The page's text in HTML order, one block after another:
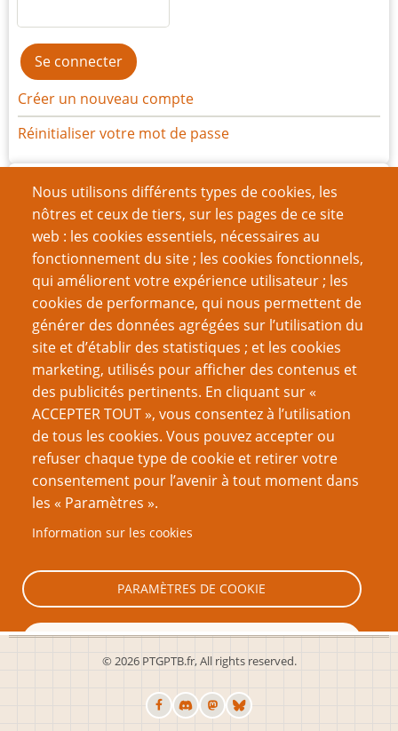
Nous utilisons différents types de cookies, les
nôtres et ceux de tiers, sur les pages de ce site
web : les cookies essentiels, nécessaires au
fonctionnement du site ; les cookies fonctionnels,
qui améliorent votre expérience utilisateur ; les
cookies de performance, qui nous permettent de
générer des données agrégées sur l’utilisation du
site et d’établir des statistiques ; et les cookies
marketing, utilisés pour afficher des contenus et
des publicités pertinents. En cliquant sur «
ACCEPTER TOUT », vous consentez à l’utilisation
de tous les cookies. Vous pouvez accepter ou
refuser chaque type de cookie et retirer votre
consentement pour l’avenir à tout moment dans
les « Paramètres ».
Information sur les cookies
PARAMÈTRES DE COOKIE
TOUT REFUSER
TOUT ACCEPTER
Créer un nouveau compte
Réinitialiser votre mot de passe
Archives
juillet 2026(1)
juin 2026(7)
mars 2026(11)
décembre 2025(15)
septembre 2025(8)
août 2025(1)
juin 2025(14)
mars 2025(13)
décembre 2024(12)
septembre 2024 (11)
Pagination 1
Page
suivante
Suivant ›
© 2026 PTGPTB.fr, All rights reserved.